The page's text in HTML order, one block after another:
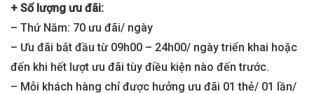
+ Số lượng ưu đãi:
– Thứ Năm: 70 ưu đãi/ ngày
– Ưu đãi bắt đầu từ 09h00 – 24h00/ ngày triển khai hoặc
đến khi hết lượt ưu đãi tùy điều kiện nào đến trước.
– Mỗi khách hàng chỉ được hưởng ưu đãi 01 thẻ/ 01 lần/